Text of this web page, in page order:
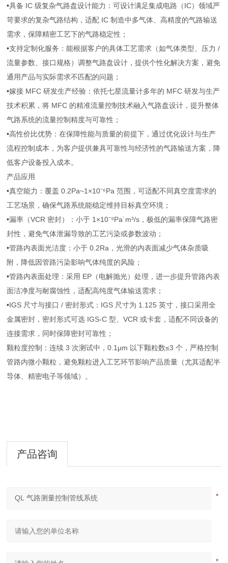
•具备 IC 级复杂气路盘设计能力：可设计满足集成电路（IC）领域严
苛要求的复杂气路结构，适配 IC 制造中多气体、高精度的气路输送
需求，保障精密工艺下的气路稳定性；
•支持定制化服务：能根据客户的具体工艺需求（如气体类型、压力 /
流量参数、接口规格）调整气路盘设计，提供个性化解决方案，避免
通用产品与实际需求不匹配的问题；
•嫁接 MFC 研发生产经验：依托七星流量计多年的 MFC 研发与生产
技术积累，将 MFC 的精准流量控制技术融入气路盘设计，提升整体
气路系统的流量控制精度与可靠性；
•高性价比优势：在保障性能与质量的前提下，通过优化设计与生产
流程控制成本，为客户提供兼具可靠性与经济性的气路输送方案，降
低客户设备投入成本。
产品应用
•真空能力：覆盖 0.2Pa~1×10⁻⁶Pa 范围，可适配不同真空度需求的
工艺场景，确保气路系统能稳定维持目标真空环境；
•漏率（VCR 密封）：小于 1×10⁻⁹Pa˙m³/s，极低的漏率保障气路密
封性，避免气体泄漏导致的工艺污染或参数波动；
•管路内表面光洁度：小于 0.2Ra，光滑的内表面减少气体杂质吸
附，降低因管路污染影响气体纯度的风险；
•管路内表面处理：采用 EP（电解抛光）处理，进一步提升管路内表
面洁净度与耐腐蚀性，适配高纯度气体输送需求；
•IGS 尺寸与接口 / 密封形式：IGS 尺寸为 1.125 英寸，接口采用全
金属密封，密封形式可选 IGS-C 型、VCR 或卡套，适配不同设备的
连接需求，同时保障密封可靠性；
颗粒度控制：连续 3 次测试中，0.1μm 以下颗粒数≤3 个，严格控制
管路内微小颗粒，避免颗粒进入工艺环节影响产品质量（尤其适配半
导体、精密电子等领域）。
产品咨询